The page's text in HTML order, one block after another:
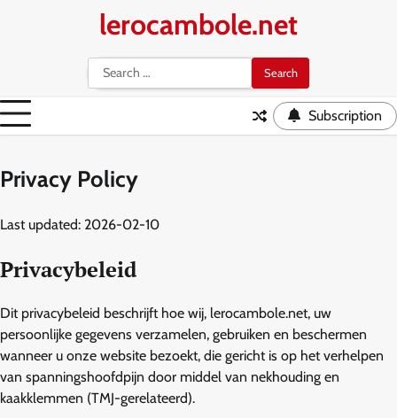
lerocambole.net
Search
for:
Subscription
Privacy Policy
Last updated: 2026-02-10
Privacybeleid
Dit privacybeleid beschrijft hoe wij, lerocambole.net, uw
persoonlijke gegevens verzamelen, gebruiken en beschermen
wanneer u onze website bezoekt, die gericht is op het verhelpen
van spanningshoofdpijn door middel van nekhouding en
kaakklemmen (TMJ-gerelateerd).